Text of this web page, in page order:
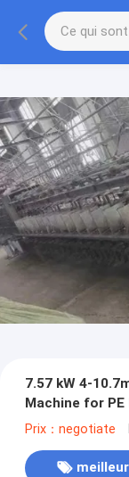
7.57 kW 4-
Machine for
Prix：negotiate